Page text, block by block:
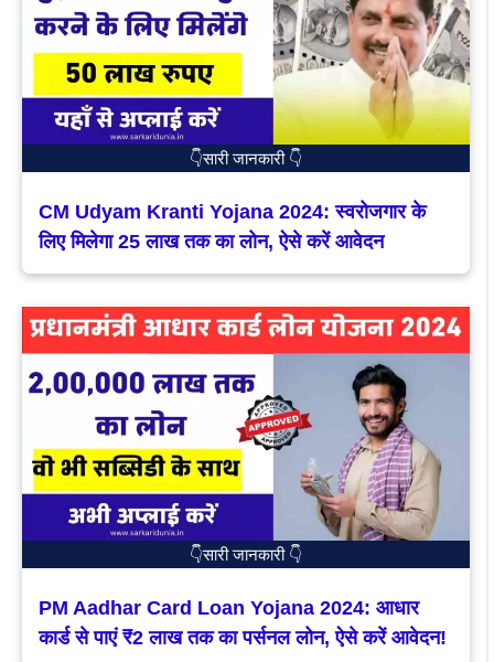
👇सारी जानकारी 👇
CM Udyam Kranti Yojana 2024: स्वरोजगार के
लिए मिलेगा 25 लाख तक का लोन, ऐसे करें आवेदन
👇सारी जानकारी 👇
PM Aadhar Card Loan Yojana 2024: आधार
कार्ड से पाएं ₹2 लाख तक का पर्सनल लोन, ऐसे करें आवेदन!